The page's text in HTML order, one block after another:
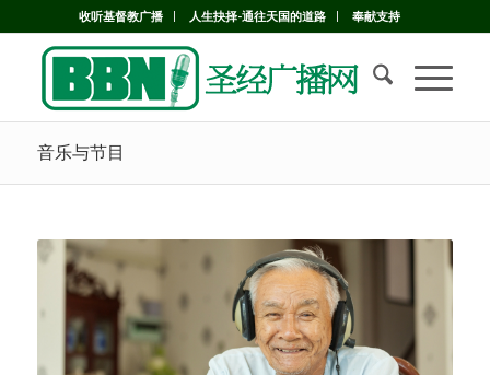
收听基督教广播 人生抉择-通往天国的道路 奉献支持
音乐与节目